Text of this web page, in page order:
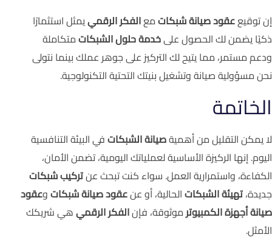
إن توقيععقود صيانة شبكاتمعالفكر الرقمييمثل استثمارًا
ذكيًا يضمن لك الحصول علىخدمة حلول الشبكاتمتكاملة
ودعم مستمر، مما يتيح لك التركيز على جوهر عملك بينما نتولى
نحن مسؤولية صيانة وتشغيل بنيتك التحتية التكنولوجية.
الخاتمة
لا يمكن التقليل من أهميةصيانة الشبكاتفي البيئة التنافسية
اليوم. إنها الركيزة الأساسية لعملياتك اليومية، تضمن الأمان،
الكفاءة، واستمرارية العمل. سواء كنت تبحث عنتركيب شبكات
جديدة،تهيئة الشبكاتالحالية، أو عنعقود صيانة شبكاتوعقود
صيانة أجهزة الكمبيوترموثوقة، فإنالفكر الرقميهي شريكك
الأمثل.